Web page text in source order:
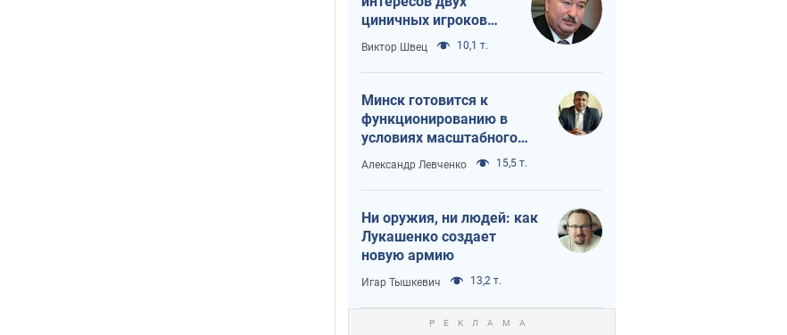
циничных игроков
или тайный план
Трампа и Путина?
Виктор Швец 10,1 т.
Минск готовится к
функционированию в
условиях масштабного
военного кризиса
Александр Левченко 15,5 т.
Ни оружия, ни людей: как
Лукашенко создает
новую армию
Игар Тышкевич 13,2 т.